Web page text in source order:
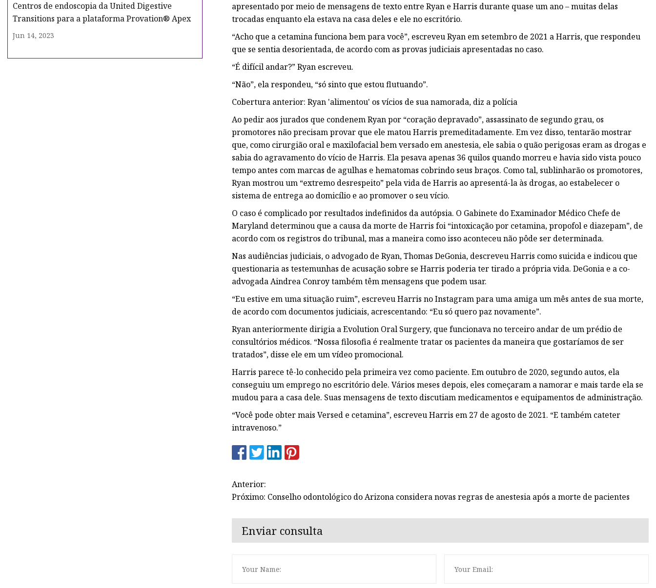
Centros de endoscopia da United Digestive
Transitions para a plataforma Provation® Apex
Jun 14, 2023
apresentado por meio de mensagens de texto entre Ryan e Harris durante quase um ano – muitas delas
trocadas enquanto ela estava na casa deles e ele no escritório.
“Acho que a cetamina funciona bem para você”, escreveu Ryan em setembro de 2021 a Harris, que respondeu
que se sentia desorientada, de acordo com as provas judiciais apresentadas no caso.
“É difícil andar?” Ryan escreveu.
“Não”, ela respondeu, “só sinto que estou flutuando”.
Cobertura anterior: Ryan 'alimentou' os vícios de sua namorada, diz a polícia
Ao pedir aos jurados que condenem Ryan por “coração depravado”, assassinato de segundo grau, os
promotores não precisam provar que ele matou Harris premeditadamente. Em vez disso, tentarão mostrar
que, como cirurgião oral e maxilofacial bem versado em anestesia, ele sabia o quão perigosas eram as drogas e
sabia do agravamento do vício de Harris. Ela pesava apenas 36 quilos quando morreu e havia sido vista pouco
tempo antes com marcas de agulhas e hematomas cobrindo seus braços. Como tal, sublinharão os promotores,
Ryan mostrou um “extremo desrespeito” pela vida de Harris ao apresentá-la às drogas, ao estabelecer o
sistema de entrega ao domicílio e ao promover o seu vício.
O caso é complicado por resultados indefinidos da autópsia. O Gabinete do Examinador Médico Chefe de
Maryland determinou que a causa da morte de Harris foi “intoxicação por cetamina, propofol e diazepam”, de
acordo com os registros do tribunal, mas a maneira como isso aconteceu não pôde ser determinada.
Nas audiências judiciais, o advogado de Ryan, Thomas DeGonia, descreveu Harris como suicida e indicou que
questionaria as testemunhas de acusação sobre se Harris poderia ter tirado a própria vida. DeGonia e a co-
advogada Aindrea Conroy também têm mensagens que podem usar.
“Eu estive em uma situação ruim”, escreveu Harris no Instagram para uma amiga um mês antes de sua morte,
de acordo com documentos judiciais, acrescentando: “Eu só quero paz novamente”.
Ryan anteriormente dirigia a Evolution Oral Surgery, que funcionava no terceiro andar de um prédio de
consultórios médicos. “Nossa filosofia é realmente tratar os pacientes da maneira que gostaríamos de ser
tratados”, disse ele em um vídeo promocional.
Harris parece tê-lo conhecido pela primeira vez como paciente. Em outubro de 2020, segundo autos, ela
conseguiu um emprego no escritório dele. Vários meses depois, eles começaram a namorar e mais tarde ela se
mudou para a casa dele. Suas mensagens de texto discutiam medicamentos e equipamentos de administração.
“Você pode obter mais Versed e cetamina”, escreveu Harris em 27 de agosto de 2021. “E também cateter
intravenoso.”
Anterior:
Próximo: Conselho odontológico do Arizona considera novas regras de anestesia após a morte de pacientes
Enviar consulta